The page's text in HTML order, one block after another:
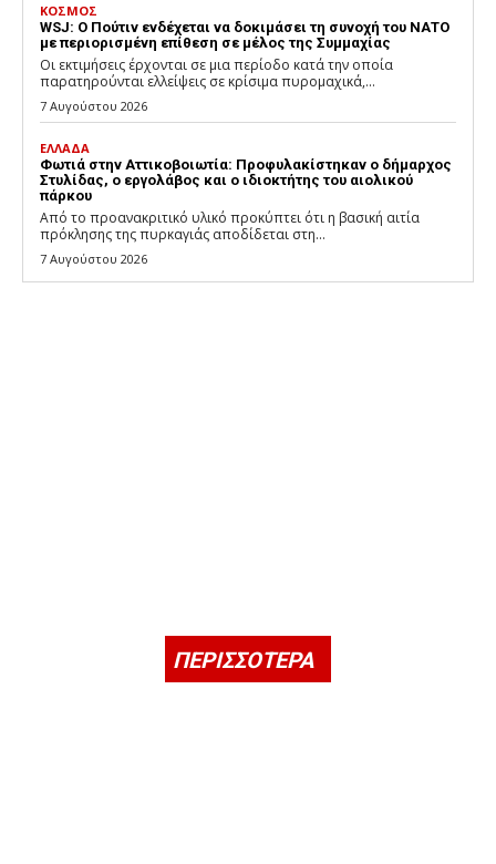
ΚΟΣΜΟΣ
WSJ: Ο Πούτιν ενδέχεται να δοκιμάσει τη συνοχή του ΝΑΤΟ
με περιορισμένη επίθεση σε μέλος της Συμμαχίας
Οι εκτιμήσεις έρχονται σε μια περίοδο κατά την οποία
παρατηρούνται ελλείψεις σε κρίσιμα πυρομαχικά,...
7 Αυγούστου 2026
ΕΛΛΑΔΑ
Φωτιά στην Αττικοβοιωτία: Προφυλακίστηκαν ο δήμαρχος
Στυλίδας, ο εργολάβος και ο ιδιοκτήτης του αιολικού
πάρκου
Από το προανακριτικό υλικό προκύπτει ότι η βασική αιτία
πρόκλησης της πυρκαγιάς αποδίδεται στη...
7 Αυγούστου 2026
ΠΕΡΙΣΣΟΤΕΡΑ